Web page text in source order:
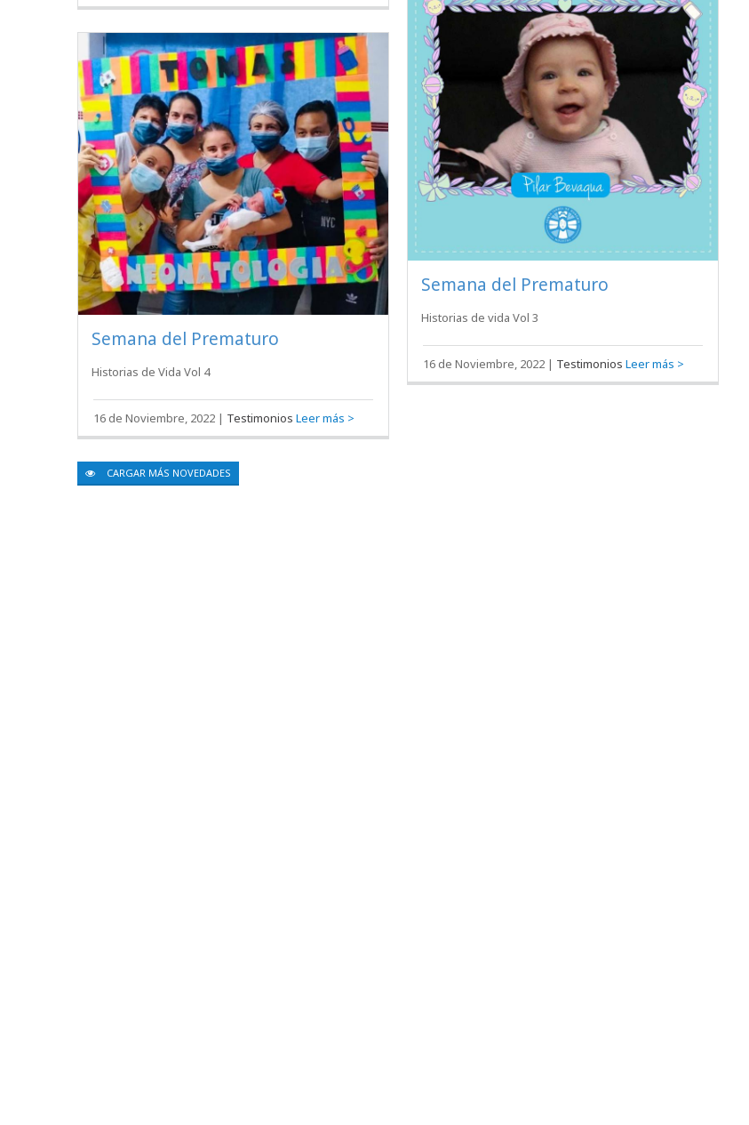
Semana del Prematuro
Historias de vida Vol 3
16 de Noviembre, 2022 | Testimonios Leer más >
Semana del Prematuro
Historias de Vida Vol 4
16 de Noviembre, 2022 | Testimonios Leer más >
CARGAR MÁS NOVEDADES